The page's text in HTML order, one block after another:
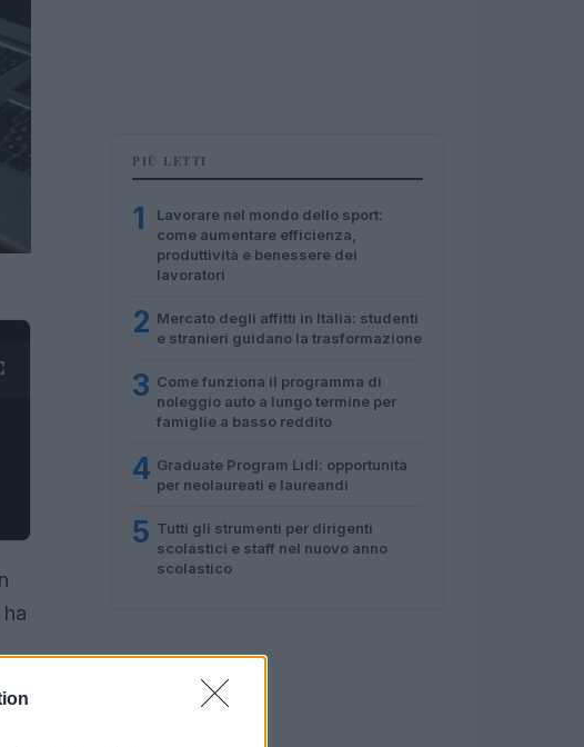
PIÙ LETTI
1
Lavorare nel mondo dello sport:
come aumentare efficienza,
produttività e benessere dei
lavoratori
2 Mercato degli affitti in Italia: studenti
e stranieri guidano la trasformazione
3 Come funziona il programma di
noleggio auto a lungo termine per
famiglie a basso reddito
4 Graduate Program Lidl: opportunità
per neolaureati e laureandi
5 Tutti gli strumenti per dirigenti
scolastici e staff nel nuovo anno
scolastico